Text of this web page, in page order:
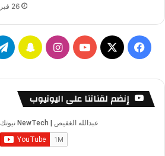
26 فبراير,2013
فيسبوك
‫X
‫YouTubeانستقرامسناب
إنضم لقناتنا على اليوتيوب